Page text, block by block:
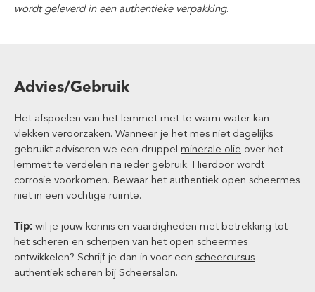
wordt geleverd in een authentieke verpakking.
Advies/Gebruik
Het afspoelen van het lemmet met te warm water kan
vlekken veroorzaken. Wanneer je het mes niet dagelijks
gebruikt adviseren we een druppel minerale olie over het
lemmet te verdelen na ieder gebruik. Hierdoor wordt
corrosie voorkomen. Bewaar het authentiek open scheermes
niet in een vochtige ruimte.
Tip: wil je jouw kennis en vaardigheden met betrekking tot
het scheren en scherpen van het open scheermes
ontwikkelen? Schrijf je dan in voor een scheercursus
authentiek scheren bij Scheersalon.